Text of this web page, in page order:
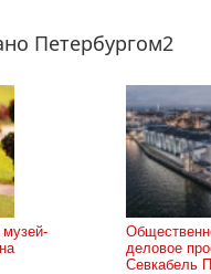
Петербургом2
музей-
деловое
Севкабель